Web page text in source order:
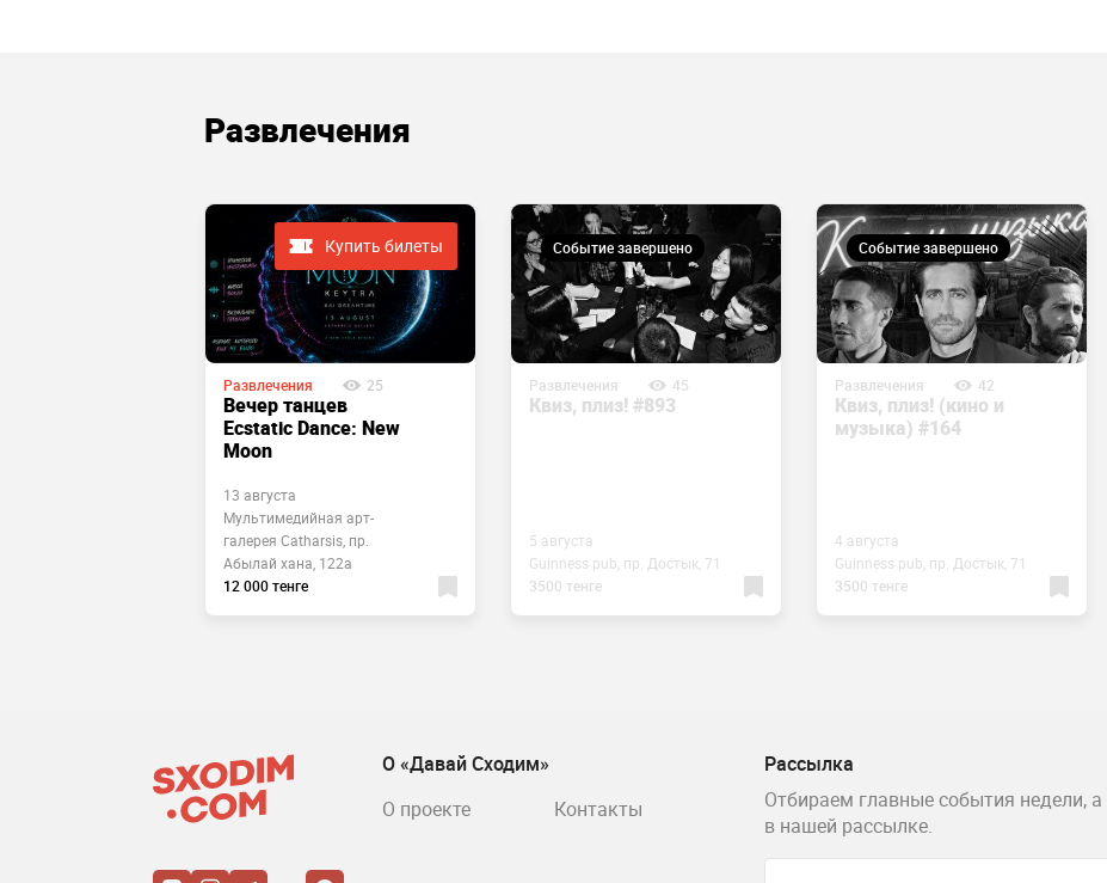
Развлечения
Купить билеты
Развлечения 25
Вечер танцев
Ecstatic Dance: New
Moon
13 августа
Мультимедийная ​арт-
галерея Catharsis, пр.
Абылай хана, 122а
12 000 тенге
Событие завершено
Развлечения 45
Квиз, плиз! #893
5 августа
Guinness pub, пр. Достык, 71
3500 тенге
Событие завершено
Развлечения 42
Квиз, плиз! (кино и
музыка) #164
4 августа
Guinness pub, пр. Достык, 71
3500 тенге
Рассылка
Отбираем главные события недели,
в нашей рассылке.
О «Давай Сходим»
О проекте
Контакты